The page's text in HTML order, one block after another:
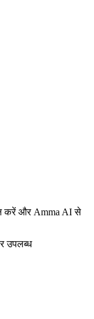
करें और Amma AI से
उपलब्ध